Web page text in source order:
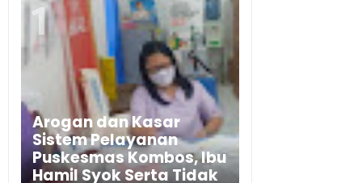
Arogan dan Kasar
Sistem Pelayanan
Puskesmas Kombos, Ibu
Hamil Syok Serta Tidak